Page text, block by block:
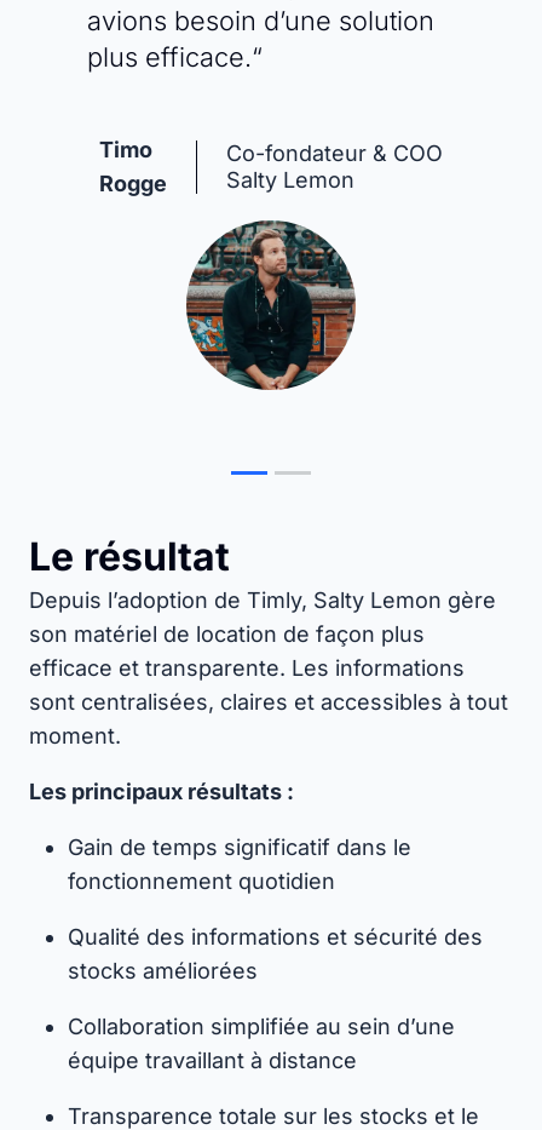
avions besoin d’une solution
plus efficace.“
Timo
Rogge
Co-fondateur & COO
Salty Lemon
Le résultat
Depuis l’adoption de Timly, Salty Lemon gère
son matériel de location de façon plus
efficace et transparente. Les informations
sont centralisées, claires et accessibles à tout
moment.
Les principaux résultats :
Gain de temps significatif dans le
fonctionnement quotidien
Qualité des informations et sécurité des
stocks améliorées
Collaboration simplifiée au sein d’une
équipe travaillant à distance
Transparence totale sur les stocks et le